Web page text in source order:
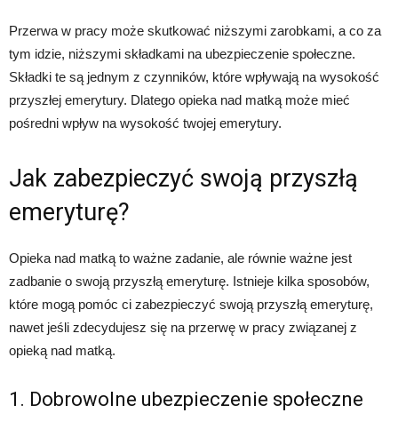
Przerwa w pracy może skutkować niższymi zarobkami, a co za
tym idzie, niższymi składkami na ubezpieczenie społeczne.
Składki te są jednym z czynników, które wpływają na wysokość
przyszłej emerytury. Dlatego opieka nad matką może mieć
pośredni wpływ na wysokość twojej emerytury.
Jak zabezpieczyć swoją przyszłą
emeryturę?
Opieka nad matką to ważne zadanie, ale równie ważne jest
zadbanie o swoją przyszłą emeryturę. Istnieje kilka sposobów,
które mogą pomóc ci zabezpieczyć swoją przyszłą emeryturę,
nawet jeśli zdecydujesz się na przerwę w pracy związanej z
opieką nad matką.
1. Dobrowolne ubezpieczenie społeczne